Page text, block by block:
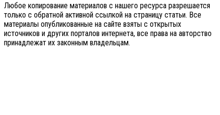
Любое копирование материалов с нашего ресурса разрешается
только с обратной активной ссылкой на страницу статьи. Все
материалы опубликованные на сайте взяты с открытых
источников и других порталов интернета, все права на авторство
принадлежат их законным владельцам.